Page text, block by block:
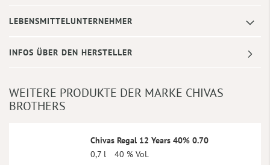
LEBENSMITTELUNTERNEHMER
INFOS ÜBER DEN HERSTELLER
WEITERE PRODUKTE DER MARKE CHIVAS
BROTHERS
Chivas Regal 12 Years 40% 0.70
0,7 l
40 % Vol.